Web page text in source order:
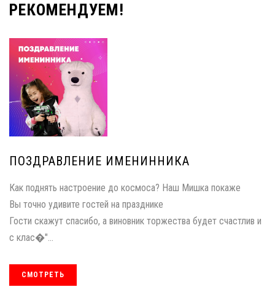
РЕКОМЕНДУЕМ!
ПОЗДРАВЛЕНИЕ ИМЕНИННИКА
Как поднять настроение до космоса? Наш Мишка покаже
Вы точно удивите гостей на празднике
Гости скажут спасибо, а виновник торжества будет счастлив и
с клас�"...
СМОТРЕТЬ